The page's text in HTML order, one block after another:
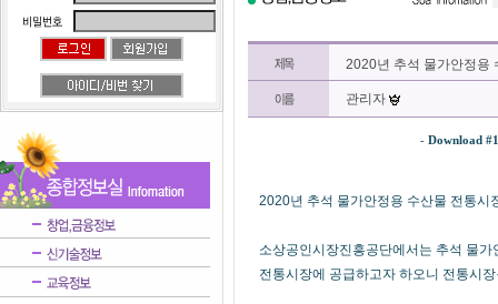
2020년 추석 물가안정용
관리자
- Download #1
2020년 추석 물가안정용 수산물 전통시
소상공인시장진흥공단에서는 추석 물
전통시장에 공급하고자 하오니 전통시